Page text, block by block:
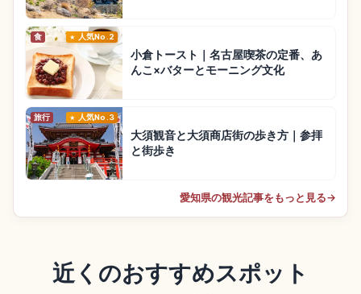
食 人気No.2
小倉トースト｜名古屋喫茶の定番、あ
んこ×バターとモーニング文化
旅行 人気No.3
大須観音と大須商店街の歩き方｜参拝
と街歩き
愛知県の観光記事をもっと見る→
近くのおすすめスポット